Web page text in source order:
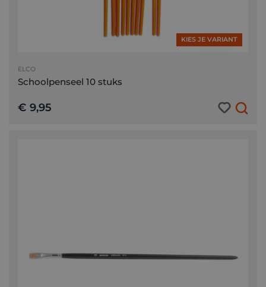
KIES JE VARIANT
ELCO
Schoolpenseel 10 stuks
€ 9,95